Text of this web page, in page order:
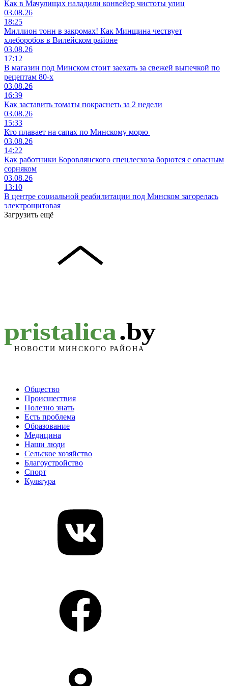
Как в Мачулищах наладили конвейер чистоты улиц
03.08.26
18:25
Миллион тонн в закромах! Как Минщина чествует
хлеборобов в Вилейском районе
03.08.26
17:12
В магазин под Минском стоит заехать за свежей выпечкой по
рецептам 80-х
03.08.26
16:39
Как заставить томаты покраснеть за 2 недели
03.08.26
15:33
Кто плавает на сапах по Минскому морю
03.08.26
14:22
Как работники Боровлянского спецлесхоза борются с опасным
сорняком
03.08.26
13:10
В центре социальной реабилитации под Минском загорелась
электрощитовая
Загрузить ещё
Общество
Происшествия
Полезно знать
Есть проблема
Образование
Медицина
Наши люди
Сельское хозяйство
Благоустройство
Спорт
Культура